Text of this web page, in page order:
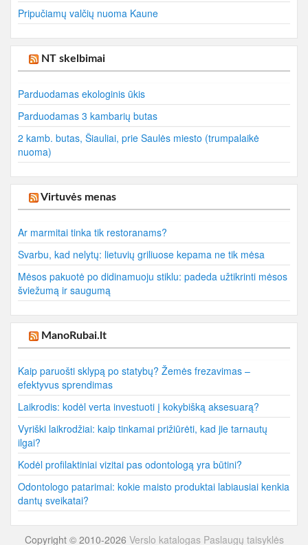
Pripučiamų valčių nuoma Kaune
NT skelbimai
Parduodamas ekologinis ūkis
Parduodamas 3 kambarių butas
2 kamb. butas, Šiauliai, prie Saulės miesto (trumpalaikė
nuoma)
Virtuvės menas
Ar marmitai tinka tik restoranams?
Svarbu, kad nelytų: lietuvių griliuose kepama ne tik mėsa
Mėsos pakuotė po didinamuoju stiklu: padeda užtikrinti mėsos
šviežumą ir saugumą
ManoRubai.lt
Kaip paruošti sklypą po statybų? Žemės frezavimas –
efektyvus sprendimas
Laikrodis: kodėl verta investuoti į kokybišką aksesuarą?
Vyriški laikrodžiai: kaip tinkamai prižiūrėti, kad jie tarnautų
ilgai?
Kodėl profilaktiniai vizitai pas odontologą yra būtini?
Odontologo patarimai: kokie maisto produktai labiausiai kenkia
dantų sveikatai?
Copyright © 2010-2026 Verslo katalogas Paslaugų taisyklės